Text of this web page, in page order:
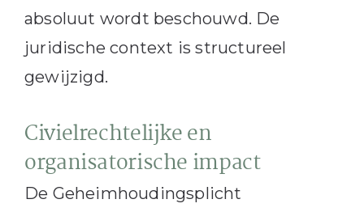
absoluut wordt beschouwd. De
juridische context is structureel
gewijzigd.
Civielrechtelijke en
organisatorische impact
De Geheimhoudingsplicht